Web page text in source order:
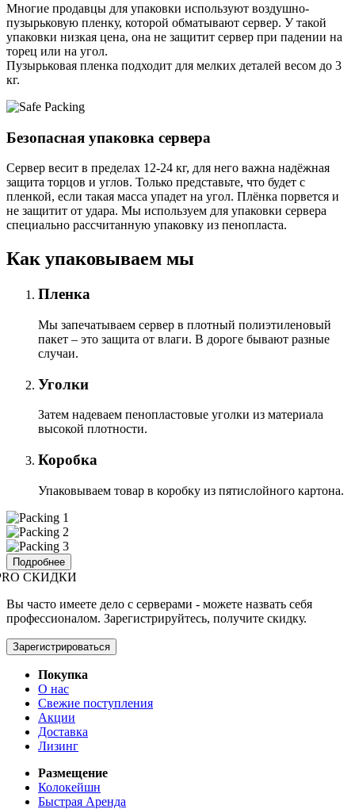
Многие продавцы для упаковки используют воздушно-
пузырьковую пленку, которой обматывают сервер. У такой
упаковки низкая цена, она не защитит сервер при падении на
торец или на угол.
Пузырьковая пленка подходит для мелких деталей весом до 3
кг.
Безопасная упаковка сервера
Сервер весит в пределах 12-24 кг, для него важна надёжная
защита торцов и углов. Только представьте, что будет с
пленкой, если такая масса упадет на угол. Плёнка порвется и
не защитит от удара. Мы используем для упаковки сервера
специально расcчитанную упаковку из пенопласта.
Как упаковываем мы
Пленка
Мы запечатываем сервер в плотный полиэтиленовый
пакет – это защита от влаги. В дороге бывают разные
случаи.
Уголки
Затем надеваем пенопластовые уголки из материала
высокой плотности.
Коробка
Упаковываем товар в коробку из пятислойного картона.
Подробнее
СКИДКИ
Вы часто имеете дело с серверами - можете назвать себя
профессионалом. Зарегистрируйтесь, получите скидку.
Зарегистрироваться
Покупка
О нас
Свежие поступления
Акции
Доставка
Лизинг
Размещение
Колокейшн
Быстрая Аренда